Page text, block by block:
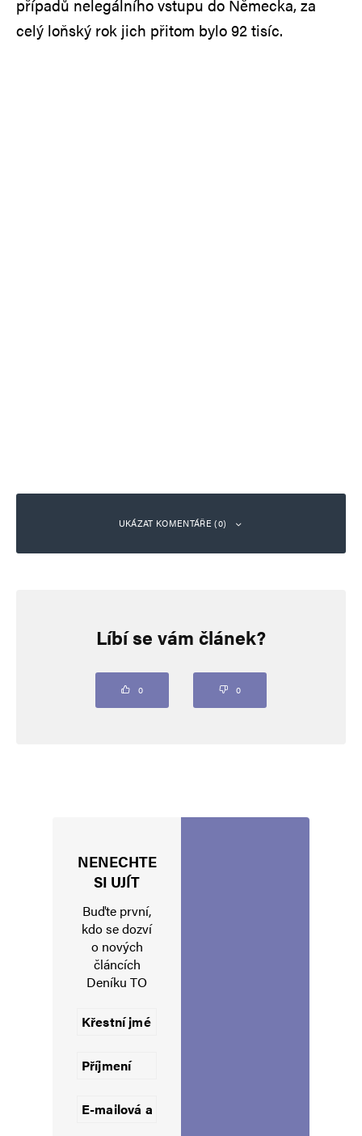
případů nelegálního vstupu do Německa, za
celý loňský rok jich přitom bylo 92 tisíc.
UKÁZAT KOMENTÁŘE (0)
Vaše e-mailová adresa nebude zveřejněna. Vyžadované informace jsou
Uložit do prohlížeče jméno, e-mail a webovou stránku pro budoucí
Informujte mě o nových komentářích e-mailem.
Líbí se vám článek?
0 0
NENECHTE
SI UJÍT
Buďte první,
kdo se dozví
o nových
článcích
Deníku TO